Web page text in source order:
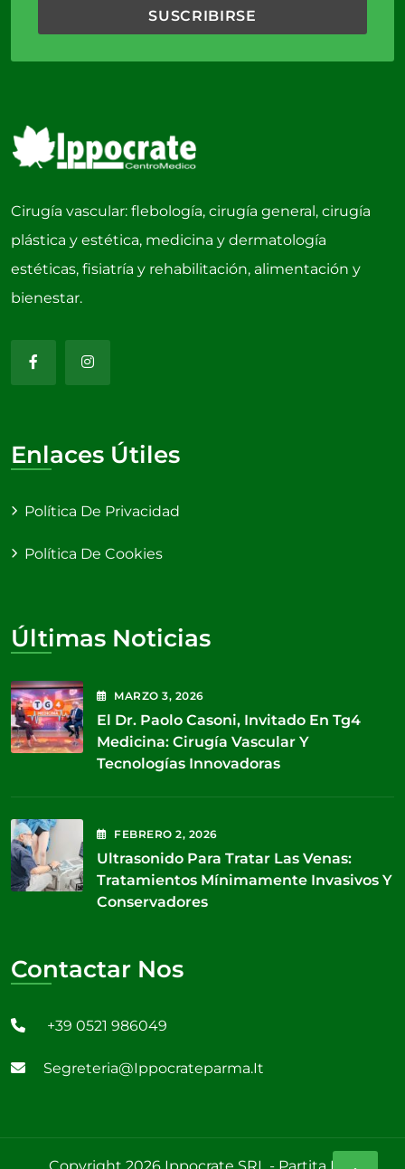
Cirugía vascular: flebología, cirugía general, cirugía
plástica y estética, medicina y dermatología
estéticas, fisiatría y rehabilitación, alimentación y
bienestar.
Enlaces Útiles
Política De Privacidad
Política De Cookies
Últimas Noticias
MARZO3, 2026
El Dr. Paolo Casoni, Invitado En Tg4
Medicina: Cirugía Vascular Y
Tecnologías Innovadoras
FEBRERO2, 2026
Ultrasonido Para Tratar Las Venas:
Tratamientos Mínimamente Invasivos Y
Conservadores
Contactar Nos
+39 0521 986049
Segreteria@ippocrateparma.it